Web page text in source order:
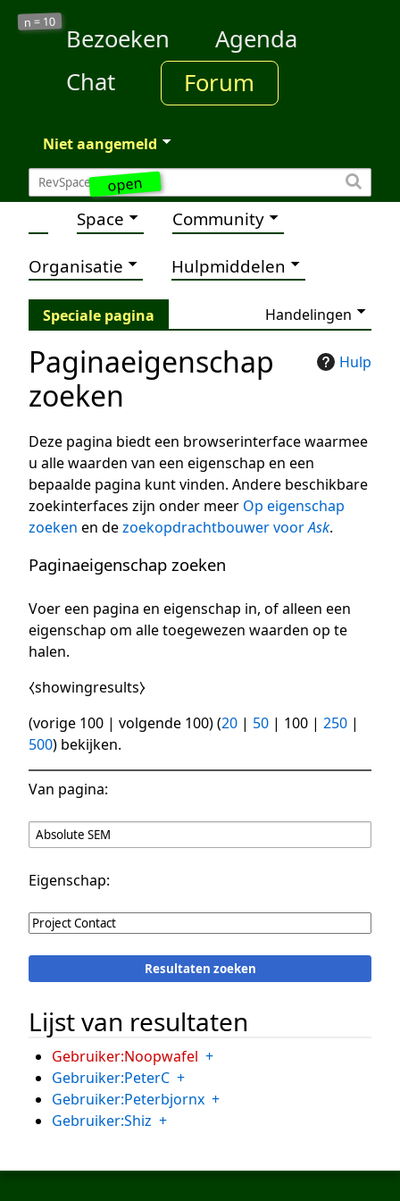
open
n = 10
Bezoeken
Agenda
Chat
Forum
Niet aangemeld
Space Community
Organisatie Hulpmiddelen
Speciale pagina Handelingen
Hulp
Paginaeigenschap
zoeken
Deze pagina biedt een browserinterface waarmee
u alle waarden van een eigenschap en een
bepaalde pagina kunt vinden. Andere beschikbare
zoekinterfaces zijn onder meer Op eigenschap
zoeken en dezoekopdrachtbouwer voorAsk.
Paginaeigenschap zoeken
Voer een pagina en eigenschap in, of alleen een
eigenschap om alle toegewezen waarden op te
halen.
⧼showingresults⧽
(vorige 100 | volgende 100) (20 | 50 | 100 | 250 |
500) bekijken.
Van pagina:
Eigenschap:
Lijst van resultaten
Gebruiker:Noopwafel +
Gebruiker:PeterC +
Gebruiker:Peterbjornx +
Gebruiker:Shiz +